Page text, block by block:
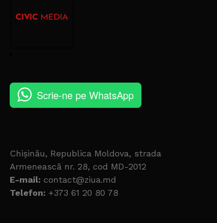
Scrie-ne pe WhatsApp
Chișinău, Republica Moldova, strada
Armenească nr. 28, cod MD-2012
E-mail: contact@ziua.md
Telefon: +373 61 20 80 78